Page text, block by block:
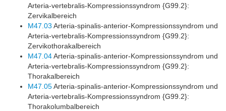
Arteria-vertebralis-Kompressionssyndrom {G99.2}:
Zervikalbereich
M47.03 Arteria-spinalis-anterior-Kompressionssyndrom und
Arteria-vertebralis-Kompressionssyndrom {G99.2}:
Zervikothorakalbereich
M47.04Arteria-spinalis-anterior-Kompressionssyndrom und
Arteria-vertebralis-Kompressionssyndrom {G99.2}:
Thorakalbereich
M47.05Arteria-spinalis-anterior-Kompressionssyndrom und
Arteria-vertebralis-Kompressionssyndrom {G99.2}:
Thorakolumbalbereich